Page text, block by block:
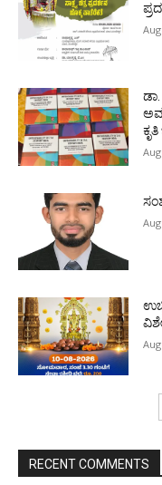
RECENT COMMENTS